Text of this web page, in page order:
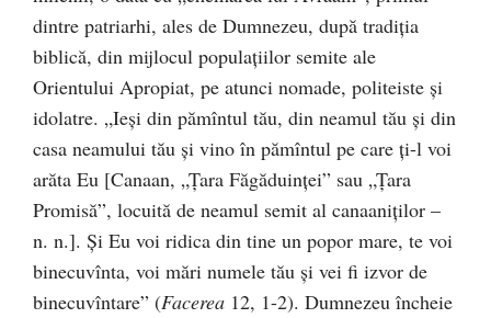
dintre patriarhi, ales de Dumnezeu, după tradiția
biblică, din mijlocul populațiilor semite ale
Orientului Apropiat, pe atunci nomade, politeiste și
idolatre. „Ieși din pămîntul tău, din neamul tău și din
casa neamului tău și vino în pămîntul pe care ți-l voi
arăta Eu [Canaan, „Țara Făgăduinței” sau „Țara
Promisă”, locuită de neamul semit al canaaniților –
n. n.]. Și Eu voi ridica din tine un popor mare, te voi
binecuvînta, voi mări numele tău și vei fi izvor de
binecuvîntare” (Facerea 12, 1-2). Dumnezeu încheie